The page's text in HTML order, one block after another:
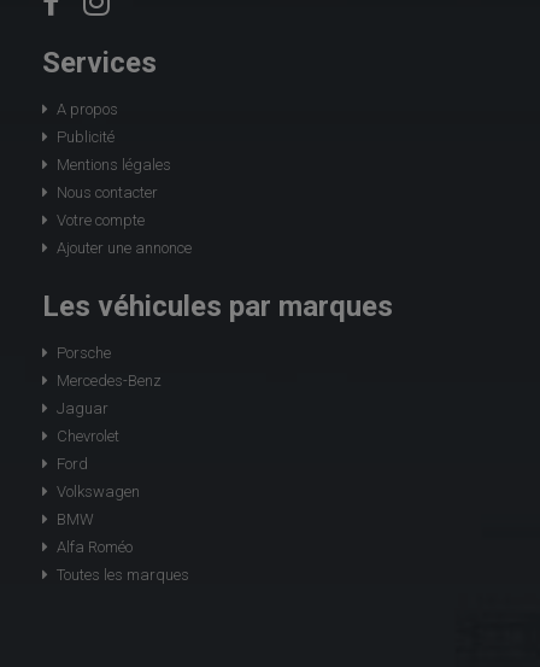
Services
A propos
Publicité
Mentions légales
Nous contacter
Votre compte
Ajouter une annonce
Les véhicules par marques
Porsche
Mercedes-Benz
Jaguar
Chevrolet
Ford
Volkswagen
BMW
Alfa Roméo
Toutes les marques